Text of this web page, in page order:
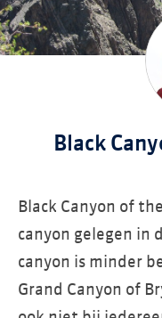
Black
Black Canyon of
canyon gelegen in
canyon is minder
Grand Canyon of